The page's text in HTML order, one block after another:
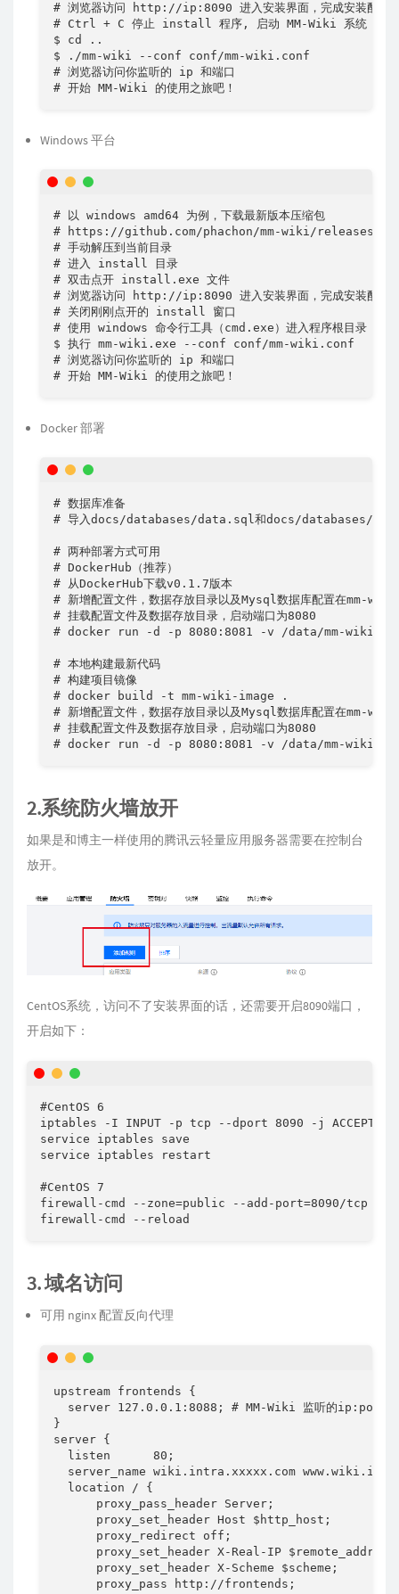
# 浏览器访问 http://ip:8090 进入安装界面，完成安装配置
# Ctrl + C 停止 install 程序, 启动 MM-Wiki 系统
$ cd ..
$ ./mm-wiki --conf conf/mm-wiki.conf
# 浏览器访问你监听的 ip 和端口
# 开始 MM-Wiki 的使用之旅吧！
Windows 平台
# 以 windows amd64 为例，下载最新版本压缩包
# https://github.com/phachon/mm-wiki/releases 自
# 手动解压到当前目录
# 进入 install 目录
# 双击点开 install.exe 文件
# 浏览器访问 http://ip:8090 进入安装界面，完成安装配置
# 关闭刚刚点开的 install 窗口
# 使用 windows 命令行工具（cmd.exe）进入程序根目录
$ 执行 mm-wiki.exe --conf conf/mm-wiki.conf
# 浏览器访问你监听的 ip 和端口
# 开始 MM-Wiki 的使用之旅吧！
Docker 部署
# 数据库准备
# 导入docs/databases/data.sql和docs/databases/
# 两种部署方式可用
# DockerHub（推荐）
# 从DockerHub下载v0.1.7版本
# 新增配置文件，数据存放目录以及Mysql数据库配置在mm-
# 挂载配置文件及数据存放目录，启动端口为8080
# docker run -d -p 8080:8081 -v /data/mm-wiki/
# 本地构建最新代码
# 构建项目镜像
# docker build -t mm-wiki-image .
# 新增配置文件，数据存放目录以及Mysql数据库配置在mm-
# 挂载配置文件及数据存放目录，启动端口为8080
# docker run -d -p 8080:8081 -v /data/mm-wiki/
2.系统防火墙放开
如果是和博主一样使用的腾讯云轻量应用服务器需要在控制台
放开。
CentOS系统，访问不了安装界面的话，还需要开启8090端口，
开启如下：
#CentOS 6
iptables -I INPUT -p tcp --dport 8090 -j ACCEPT
service iptables save
service iptables restart
#CentOS 7
firewall-cmd --zone=public --add-port=8090/tcp --
firewall-cmd --reload
3. 域名访问
可用 nginx 配置反向代理
upstream frontends {
  server 127.0.0.1:8088; # MM-Wiki 监听的ip:port
}
server {
  listen      80;
server_name wiki.intra.xxxxx.com
  location / {
      proxy_pass_header Server;
      proxy_set_header Host $http_host;
      proxy_redirect off;
      proxy_set_header X-Real-IP $remote_addr;
      proxy_set_header X-Scheme $scheme;
      proxy_pass http://frontends;